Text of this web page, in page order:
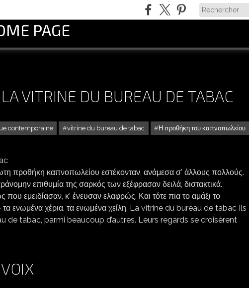
PAGE
VITRINE DU BUREAU DE TABAC
contemporaine vitrine du bureau de tabac
Η προθήκη του καπνοπωλείου
προθήκη καπνοπωλείου εστέκονταν, ανάμεσα σ’ άλλους πολλούς.
επιθυμία της σαρκός των εξέφρασαν δειλά, διστακτικά.
εμειδίασαν, κ’ ένευσαν ελαφρώς. Και τότε πια το αμάξι το
τα ενωμένα χέρια, τα ενωμένα χείλη. La vitrine du bureau de tabac Ils
de tabac, parmi beaucoup d’autres. Leurs regards se croisèrent